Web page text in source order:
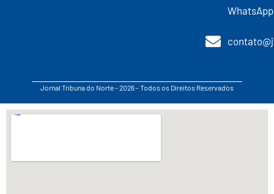
WhatsApp
Jornal Tribuna do Norte - 2026 - Todos os Direitos Reservados